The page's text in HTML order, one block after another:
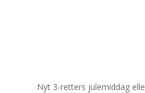
Nyt 3-retters julemiddag